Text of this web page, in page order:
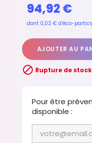
94,92 €
dont 0,02 € d’éco-
AJOUTER AU
 Rupture de stock
Pour être
disponible :